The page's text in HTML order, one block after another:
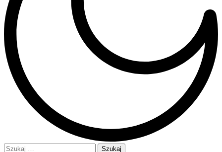
Szukaj: